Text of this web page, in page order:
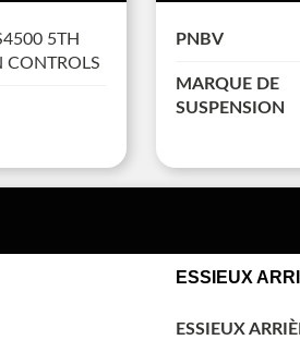
5TH
CONTROLS
PNBV
MARQUE DE
SUSPENSION
ESSIEUX
ESSIEUX